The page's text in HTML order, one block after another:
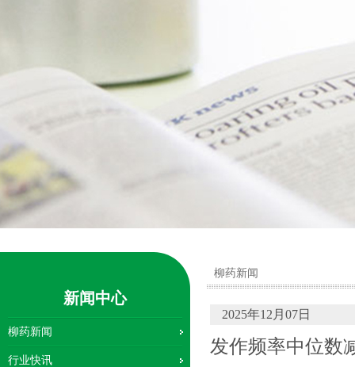
新闻中心
柳药新闻
行业快讯
柳药新闻
2025年12月07日
发作频率中位数